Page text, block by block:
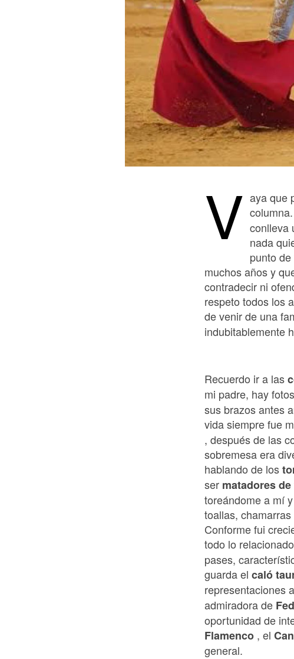
V aya que
conlleva
nada
punto
muchos años y
contradecir ni
respeto todos los
de venir de una
indubitablemente
Recuerdo ir a las
mi padre, hay
sus brazos antes
vida siempre fue
, después de las
sobremesa era
hablando de los
ser matadores
toreándome a mí
toallas,
Conforme fui
todo lo
pases,
guarda el caló
representaciones
admiradora de
oportunidad de
Flamenco , el
general.